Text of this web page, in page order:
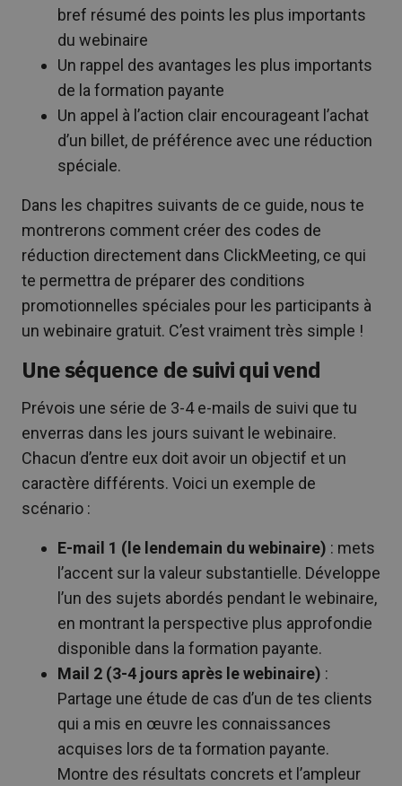
bref résumé des points les plus importants
du webinaire
Un rappel des avantages les plus importants
de la formation payante
Un appel à l’action clair encourageant l’achat
d’un billet, de préférence avec une réduction
spéciale.
Dans les chapitres suivants de ce guide, nous te
montrerons comment créer des codes de
réduction directement dans ClickMeeting, ce qui
te permettra de préparer des conditions
promotionnelles spéciales pour les participants à
un webinaire gratuit. C’est vraiment très simple !
Une séquence de suivi qui vend
Prévois une série de 3-4 e-mails de suivi que tu
enverras dans les jours suivant le webinaire.
Chacun d’entre eux doit avoir un objectif et un
caractère différents. Voici un exemple de
scénario :
E-mail 1 (le lendemain du webinaire) : mets
l’accent sur la valeur substantielle. Développe
l’un des sujets abordés pendant le webinaire,
en montrant la perspective plus approfondie
disponible dans la formation payante.
Mail 2 (3-4 jours après le webinaire) :
Partage une étude de cas d’un de tes clients
qui a mis en œuvre les connaissances
acquises lors de ta formation payante.
Montre des résultats concrets et l’ampleur